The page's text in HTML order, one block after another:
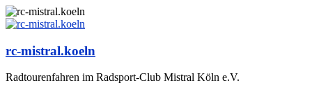
Zum
Inhalt
rc-mistral.koeln
Radtourenfahren im Radsport-Club Mistral Köln e.V.